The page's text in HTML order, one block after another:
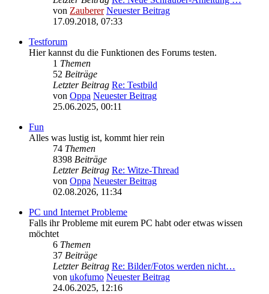
von Zauberer Neuester Beitrag
17.09.2018, 07:33
Testforum
Hier kannst du die Funktionen des Forums testen.
1 Themen
52 Beiträge
Letzter Beitrag Re: Testbild
von Oppa Neuester Beitrag
25.06.2025, 00:11
Fun
Alles was lustig ist, kommt hier rein
74 Themen
8398 Beiträge
Letzter Beitrag Re: Witze-Thread
von Oppa Neuester Beitrag
02.08.2026, 11:34
PC und Internet Probleme
Falls ihr Probleme mit eurem PC habt oder etwas wissen
möchtet
6 Themen
37 Beiträge
Letzter Beitrag Re: Bilder/Fotos werden nicht…
von ukofumo Neuester Beitrag
24.06.2025, 12:16